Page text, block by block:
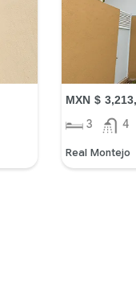
MXN $
3 4
Real Montejo